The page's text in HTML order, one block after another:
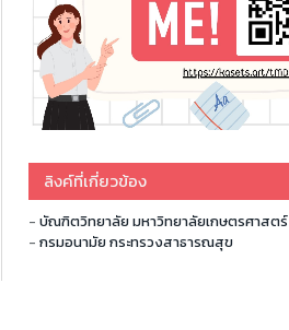
ลิงค์ที่เกี่ยวข้อง
- บัณฑิตวิทยาลัย มหาวิทยาลัยเกษตรศาสตร์
- กรมอนามัย กระทรวงสาธารณสุข